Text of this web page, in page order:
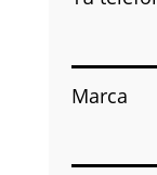
Marca